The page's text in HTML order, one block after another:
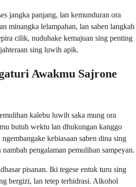
jangka panjang, lan kemunduran ora
minangka lelampahan, lan saben langkah
cilik, nuduhake kemajuan sing penting
sing luwih apik.
Awakmu Sajrone
kalebu luwih saka mung ora
butuh wektu lan dhukungan kanggo
kebiasaan saben dina sing
pengalaman pemulihan sampeyan.
pisanan. Iki tegese entuk turu sing
bergizi, lan tetep terhidrasi. Alkohol